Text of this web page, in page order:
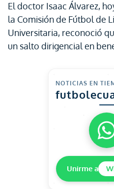
El doctor Isaac Álvarez,
la Comisión de Fútbol de
Universitaria, reconoció
un salto dirigencial en
NOTICIAS EN
Unirme a